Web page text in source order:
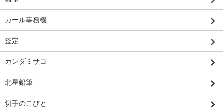
カール事務機
釜定
カンダミサコ
北星鉛筆
切手のこびと